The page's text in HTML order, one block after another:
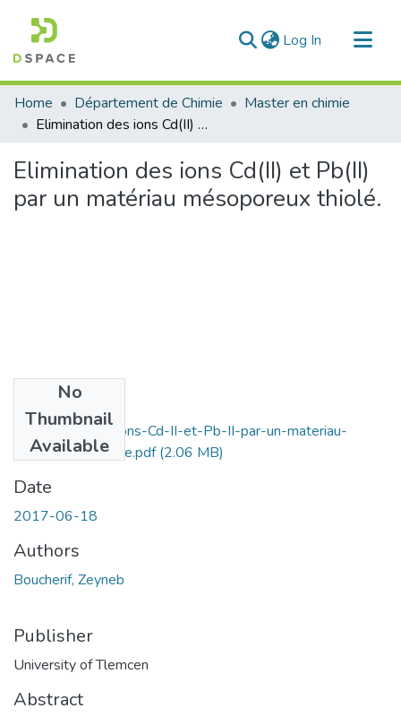
Log In (current)
Communities & Collections
All of DSpace
Home Département de Chimie
Master en chimie
Elimination des ions Cd(II) et Pb(II) par un matériau mésoporeux thiolé.
Elimination des ions Cd(II) et Pb(II)
par un matériau mésoporeux thiolé.
No
Thumbnail
Available
Elimination-des-ions-Cd-II-et-Pb-II-par-un-materiau-
mesoporeux-thiole.pdf(2.06 MB)
Date
2017-06-18
Authors
Boucherif, Zeyneb
Publisher
University of Tlemcen
Abstract